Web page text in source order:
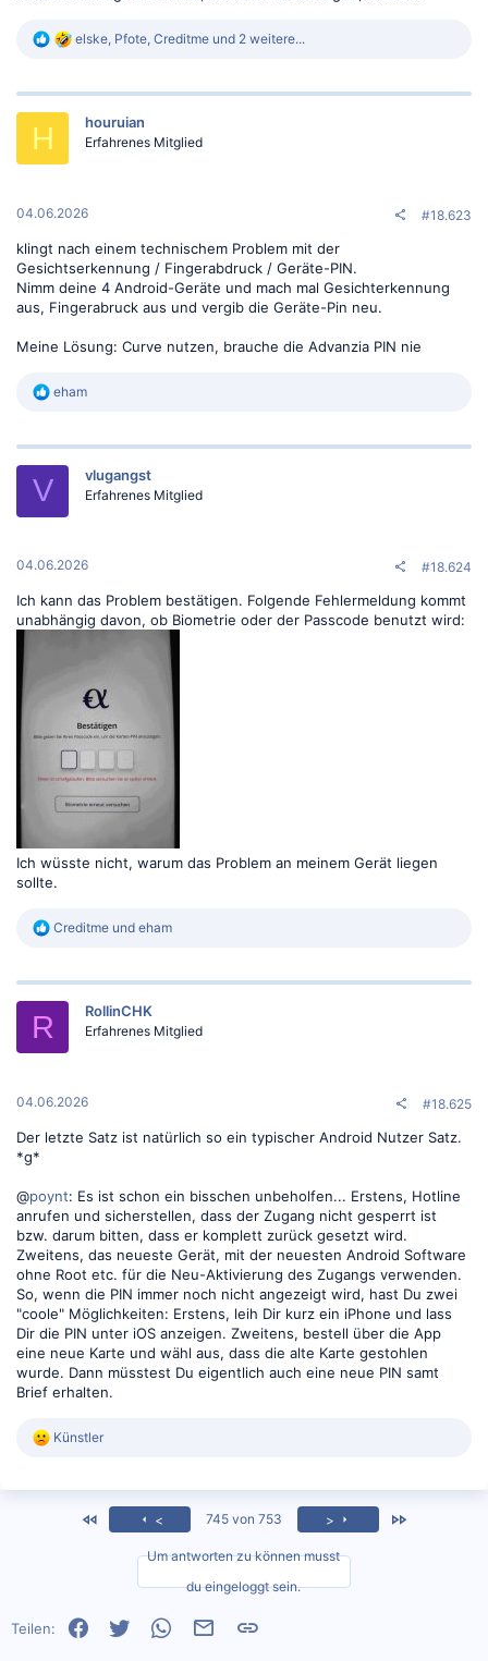
R
k
:
elske, Pfote, Creditme und 2 weitere...
H houruian
Erfahrenes Mitglied
04.06.2026 #18.623
klingt nach einem technischem Problem mit der
Gesichtserkennung / Fingerabdruck / Geräte-PIN.
Nimm deine 4 Android-Geräte und mach mal Gesichterkennung
aus, Fingerabruck aus und vergib die Geräte-Pin neu.
Meine Lösung: Curve nutzen, brauche die Advanzia PIN nie
R
k
i
:
eham
V vlugangst
Erfahrenes Mitglied
04.06.2026 #18.624
Ich kann das Problem bestätigen. Folgende Fehlermeldung kommt
unabhängig davon, ob Biometrie oder der Passcode benutzt wird:
Ich wüsste nicht, warum das Problem an meinem Gerät liegen
sollte.
R
k
:
Creditme und eham
R RollinCHK
Erfahrenes Mitglied
04.06.2026 #18.625
Der letzte Satz ist natürlich so ein typischer Android Nutzer Satz.
*g*
@poynt: Es ist schon ein bisschen unbeholfen... Erstens, Hotline
anrufen und sicherstellen, dass der Zugang nicht gesperrt ist
bzw. darum bitten, dass er komplett zurück gesetzt wird.
Zweitens, das neueste Gerät, mit der neuesten Android Software
ohne Root etc. für die Neu-Aktivierung des Zugangs verwenden.
So, wenn die PIN immer noch nicht angezeigt wird, hast Du zwei
"coole" Möglichkeiten: Erstens, leih Dir kurz ein iPhone und lass
Dir die PIN unter iOS anzeigen. Zweitens, bestell über die App
eine neue Karte und wähl aus, dass die alte Karte gestohlen
wurde. Dann müsstest Du eigentlich auch eine neue PIN samt
Brief erhalten.
R
k
Künstler
< 745 von 753 >
Um antworten zu können musst
du eingeloggt sein.
Teilen: FacebookTwitter WhatsApp
E-MailLink